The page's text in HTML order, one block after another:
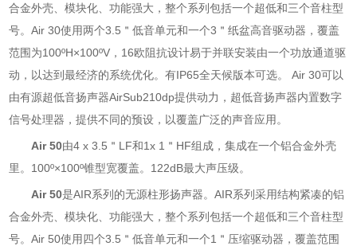
合金外壳、模块化、功能强大，整个系列包括一个超低和三个音柱型
号。Air 30使用两个3.5＂低音单元和一个3＂纸盆高音驱动器，覆盖
范围为100ºH×100ºV，16欧阻抗设计易于并联安装由一个功放通道驱
动，以达到最经济的系统优化。有IP65全天候版本可选。 Air 30可以
由有源超低音扬声器AirSub210dp提供动力，超低音扬声器内置数字
信号处理器，提供不同的预设，以覆盖广泛的声音应用。
Air 50由4 x 3.5＂LF和1x 1＂HF组成，集成在一个铝合金外壳
里。100º×100º锥型宽覆盖。122dB最大声压级。
Air 50是AIR系列的无源柱形扬声器。AIR系列采用结构紧凑的铝
合金外壳、模块化、功能强大，整个系列包括一个超低和三个音柱型
号。Air 50使用四个3.5＂低音单元和一个1＂压缩驱动器，覆盖范围